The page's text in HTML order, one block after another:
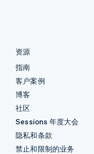
资源
指南
客户案例
博客
社区
Sessions 年度大会
隐私和条款
禁止和限制的业务